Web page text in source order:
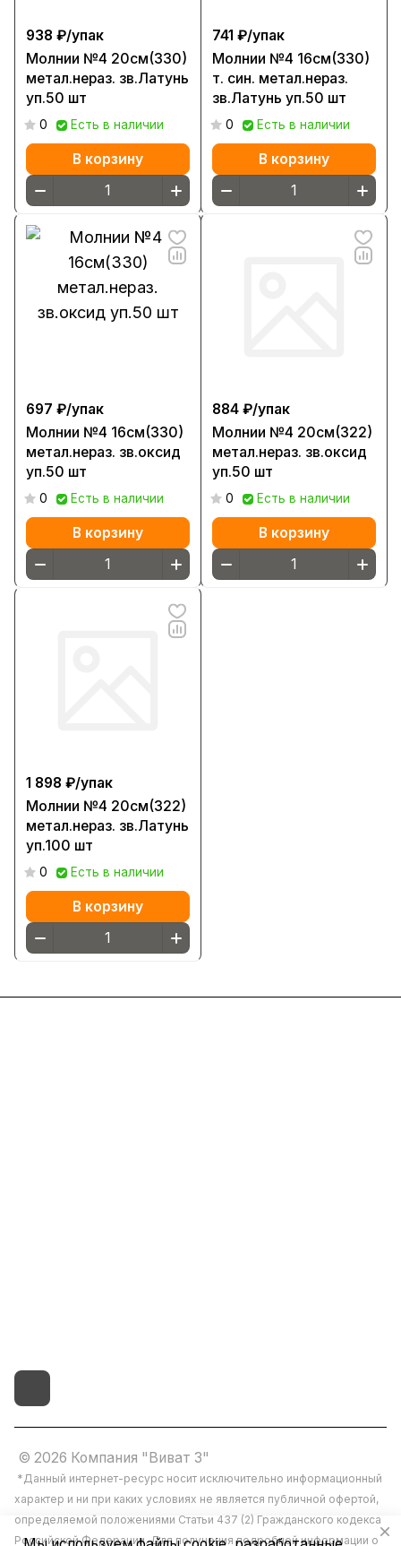
938 ₽/упак
Молнии №4 20см(330)
метал.нераз. зв.Латунь
уп.50 шт
0 Есть в наличии
В корзину
741 ₽/упак
Молнии №4 16см(330)
т. син. метал.нераз.
зв.Латунь уп.50 шт
0 Есть в наличии
В корзину
697 ₽/упак
Молнии №4 16см(330)
метал.нераз. зв.оксид
уп.50 шт
0 Есть в наличии
В корзину
884 ₽/упак
Молнии №4 20см(322)
метал.нераз. зв.оксид
уп.50 шт
0 Есть в наличии
В корзину
1 898 ₽/упак
Молнии №4 20см(322)
метал.нераз. зв.Латунь
уп.100 шт
0 Есть в наличии
В корзину
© 2026 Компания "Виват 3"
*Данный интернет-ресурс носит исключительно информационный
характер и ни при каких условиях не является публичной офертой,
определяемой положениями Статьи 437 (2) Гражданского кодекса
Российской Федерации. Для получения подробной информации о